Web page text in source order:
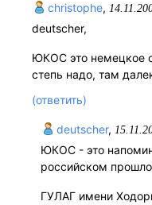
christophe,
deutscher,
ЮКОС это немецкое
степь надо, там
(ответить)
deutscher,
ЮКОС - это
российском
ГУЛАГ имени